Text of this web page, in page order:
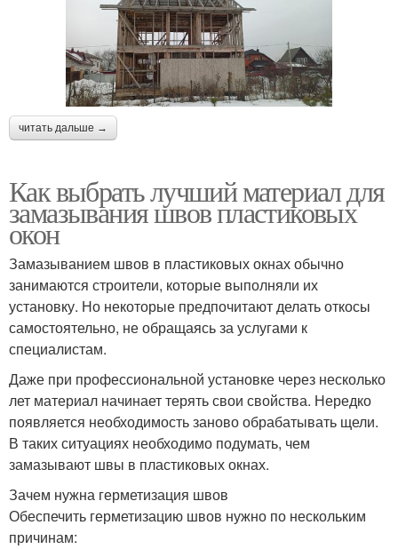
читать дальше →
Как выбрать лучший материал для
замазывания швов пластиковых
окон
Замазыванием швов в пластиковых окнах обычно
занимаются строители, которые выполняли их
установку. Но некоторые предпочитают делать откосы
самостоятельно, не обращаясь за услугами к
специалистам.
Даже при профессиональной установке через несколько
лет материал начинает терять свои свойства. Нередко
появляется необходимость заново обрабатывать щели.
В таких ситуациях необходимо подумать, чем
замазывают швы в пластиковых окнах.
Зачем нужна герметизация швов
Обеспечить герметизацию швов нужно по нескольким
причинам: